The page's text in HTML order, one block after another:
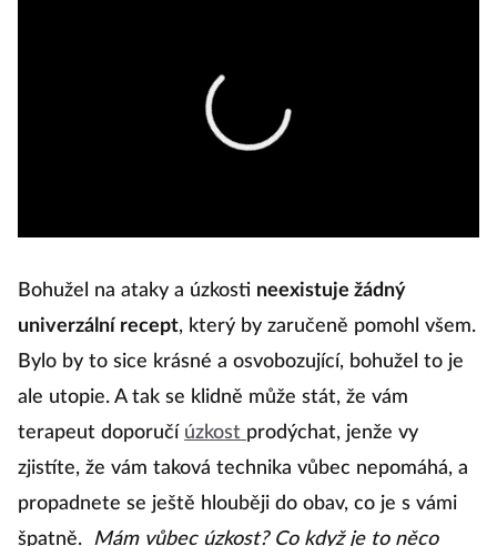
Bohužel na ataky a úzkosti neexistuje žádný
univerzální recept, který by zaručeně pomohl všem.
Bylo by to sice krásné a osvobozující, bohužel to je
ale utopie. A tak se klidně může stát, že vám
terapeut doporučí úzkost prodýchat, jenže vy
zjistíte, že vám taková technika vůbec nepomáhá, a
propadnete se ještě hlouběji do obav, co je s vámi
špatně.
Mám vůbec úzkost? Co když je to něco